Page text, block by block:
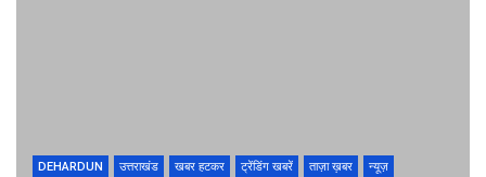
DEHARDUN उत्तराखंड खबर हटकर ट्रेंडिंग खबरें ताज़ा ख़बर
न्यूज़